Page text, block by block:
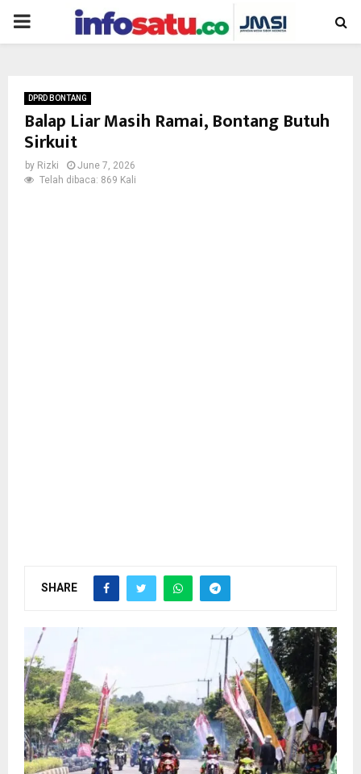
PRIMARY
DPRD BONTANG
Balap Liar Masih Ramai, Bontang Butuh
Sirkuit
by Rizki
June 7, 2026
Telah dibaca: 869 Kali
SHARE